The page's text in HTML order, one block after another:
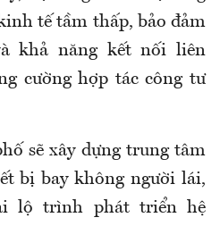
tế tầm thấp, bảo đảm
khả năng kết nối liên
cường hợp tác công tư
sẽ xây dựng trung tâm
bị bay không người lái,
lộ trình phát triển hệ